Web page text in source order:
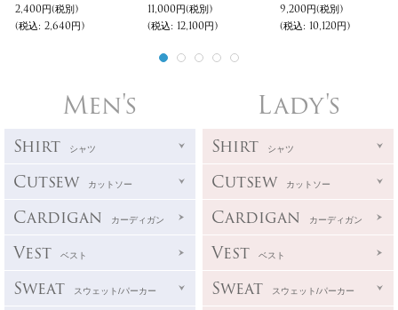
2,400円(税別)
(税込: 2,640円)
11,000円(税別)
(税込: 12,100円)
9,200円(税別)
(税込: 10,120円)
Men's
Shirt シャツ
Cutsew カットソー
Cardigan カーディガン
Vest ベスト
Sweat スウェット/パーカー
Lady's
Shirt シャツ
Cutsew カットソー
Cardigan カーディガン
Vest ベスト
Sweat スウェット/パーカー